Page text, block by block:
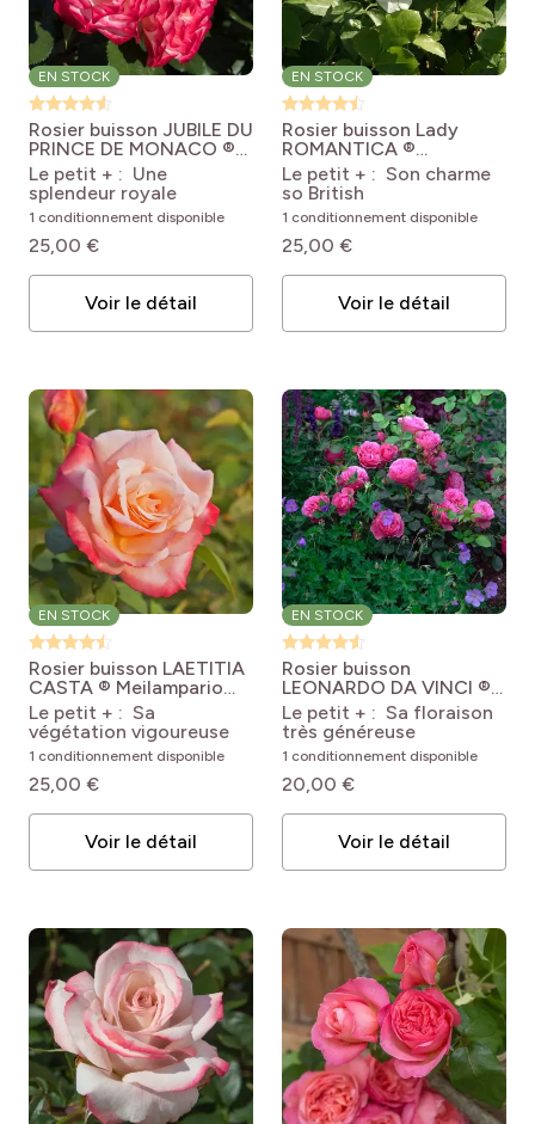
EN STOCK
Rosier buisson JUBILE DU
PRINCE DE MONACO ®
Meisponge Rosa x
floribunda Jubilé du
Prince de Monaco
'Meisponge'
Le petit + : Une
splendeur royale
1 conditionnement disponible
25,00 €
Voir le détail
EN STOCK
Rosier buisson Lady
ROMANTICA ®
Meiperette Rosa
'Meiperette' LADY
ROMANTICA®
Le petit + : Son charme
so British
1 conditionnement disponible
25,00 €
Voir le détail
EN STOCK
Rosier buisson LAETITIA
CASTA ® Meilampario
Rosa Laeticia Casta®
'Meilampario'
Le petit + : Sa
végétation vigoureuse
1 conditionnement disponible
25,00 €
Voir le détail
EN STOCK
Rosier buisson
LEONARDO DA VINCI ®
Meideauri Rosa x
floribunda Leonardo Da
Vinci® Meideauri
Le petit + : Sa floraison
très généreuse
1 conditionnement disponible
20,00 €
Voir le détail